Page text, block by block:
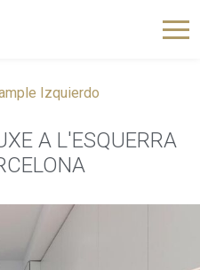
Izquierdo
A L'ESQUERRA